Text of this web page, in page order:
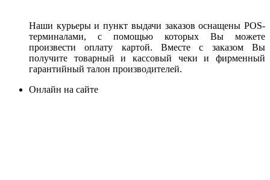
Наши курьеры и пункт выдачи заказов оснащены POS-
терминалами, с помощью которых Вы можете
произвести оплату картой. Вместе с заказом Вы
получите товарный и кассовый чеки и фирменный
гарантийный талон производителей.
Онлайн на сайте